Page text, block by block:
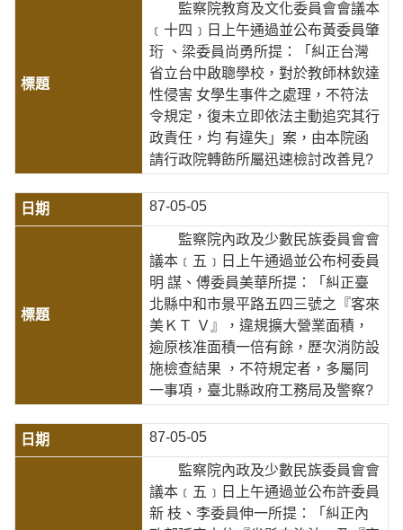
監察院教育及文化委員會會議本
﹝十四﹞日上午通過並公布黃委員肇
珩 、梁委員尚勇所提：「糾正台灣
省立台中啟聰學校，對於教師林欽達
性侵害 女學生事件之處理，不符法
令規定，復未立即依法主動追究其行
政責任，均 有違失」案，由本院函
請行政院轉飭所屬迅速檢討改善見?
87-05-05
監察院內政及少數民族委員會會
議本﹝五﹞日上午通過並公布柯委員
明 謀、傅委員美華所提：「糾正臺
北縣中和市景平路五四三號之『客來
美ＫＴ Ｖ』，違規擴大營業面積，
逾原核准面積一倍有餘，歷次消防設
施檢查結果 ，不符規定者，多屬同
一事項，臺北縣政府工務局及警察?
87-05-05
監察院內政及少數民族委員會會
議本﹝五﹞日上午通過並公布許委員
新 枝、李委員伸一所提：「糾正內